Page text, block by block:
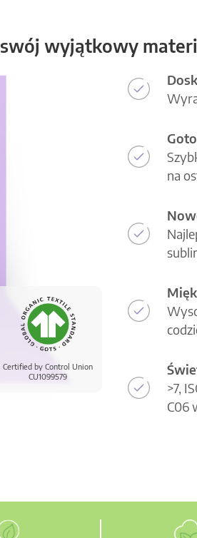
wyjątkowy
Certified by Control Union
CU1099579
na
>7,
C06